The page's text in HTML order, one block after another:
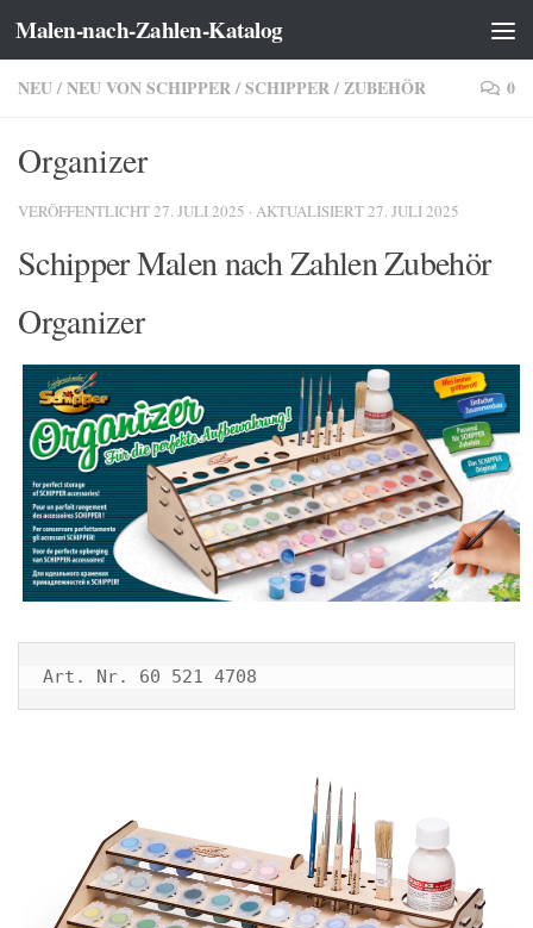
Zum Inhalt springen
Malen-nach-Zahlen-Katalog
NEU/NEU VON SCHIPPER/SCHIPPER/ZUBEHÖR 0
Organizer
VERÖFFENTLICHT27. JULI 2025 · AKTUALISIERT27. JULI 2025
Schipper Malen nach Zahlen Zubehör
Organizer
Art. Nr. 60 521 4708